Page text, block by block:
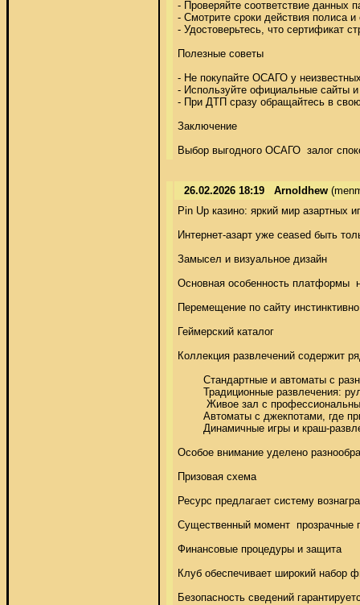
- Проверяйте соответствие данных
- Смотрите сроки действия полиса
- Удостоверьтесь, что сертификат
Полезные советы
- Не покупайте ОСАГО у
- Используйте официальные сайты
- При ДТП сразу обращайтесь в
Заключение
Выбор выгодного ОСАГО  залог
26.02.2026 18:19 Arnoldhew
Pin Up казино: яркий мир азартных
Интернет-азарт уже ceased быть
Замысел и визуальное дизайн
Основная особенность платформы
Перемещение по сайту
Геймерский каталог
Коллекция развлечений содержит
Особое внимание уделено
Призовая схема
Ресурс предлагает систему
Существенный момент  прозрачные
Финансовые процедуры и защита
Клуб обеспечивает широкий набор
Безопасность сведений